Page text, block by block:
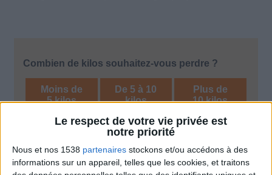
Le respect de votre vie privée est
notre priorité
Nous et nos 1538 partenaires stockons et/ou accédons à des
informations sur un appareil, telles que les cookies, et traitons
Combien de kilos souhaitez-vous perdre ?
Moins de
5 kilos
De 5 à 10
kilos
Plus de
10 kilos
Conseils et astuces minceur Voir tout